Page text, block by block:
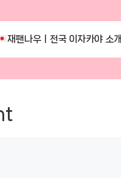
재팬나우ㅣ전국 이자카야 소개